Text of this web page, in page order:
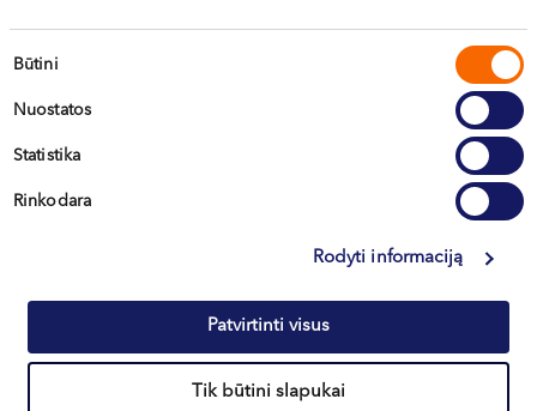
Sutikimo
Būtini
Nuostatos
Statistika
Rinkodara
Rodyti informaciją
Patvirtinti visus
Tik būtini slapukai
Apie gydytoją
Vilnius, S. Žukausko g. 19